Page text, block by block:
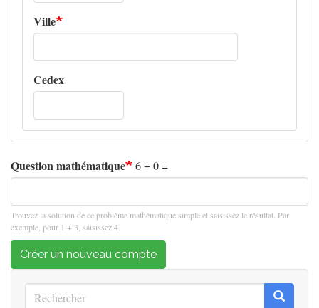
Ville
Cedex
Question mathématique 6 + 0 =
Trouvez la solution de ce problème mathématique simple et saisissez le résultat. Par
exemple, pour 1 + 3, saisissez 4.
Créer un nouveau compte
Rechercher